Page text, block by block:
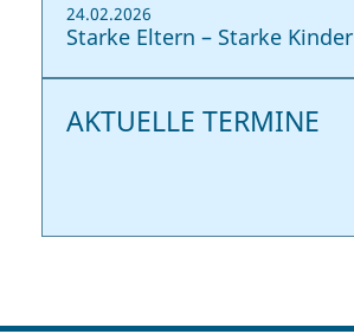
24.02.2026
Starke Eltern – Starke Kinder
AKTUELLE TERMINE